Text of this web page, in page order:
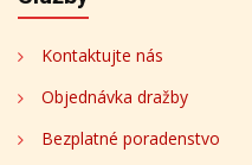
Kontaktujte nás
Objednávka dražby
Bezplatné poradenstvo